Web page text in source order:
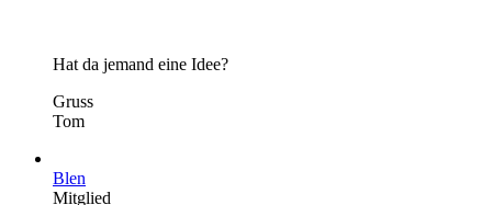
Hat da jemand eine Idee?
Gruss
Tom
Blen
Mitglied